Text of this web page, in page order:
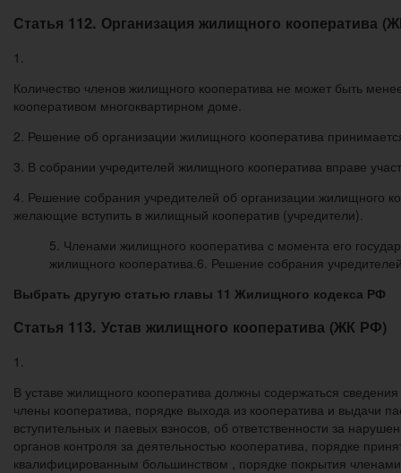
Статья 112. Организация жилищного кооператива
1.
Количество членов жилищного кооператива не может быть
кооперативом многоквартирном доме.
2. Решение об организации жилищного кооператива
3. В собрании учредителей жилищного кооператива вправе
4. Решение собрания учредителей об организации жилищного
желающие вступить в жилищный кооператив (учредители).
5. Членами жилищного кооператива с момента его
жилищного кооператива.6. Решение собрания
Выбрать другую статью главы 11 Жилищного кодекса РФ
Статья 113. Устав жилищного кооператива (ЖК РФ)
1.
В уставе жилищного кооператива должны содержаться
члены кооператива, порядке выхода из кооператива и выдачи
вступительных и паевых взносов, об ответственности за
органов контроля за деятельностью кооператива, порядке
квалифицированным большинством , порядке покрытия